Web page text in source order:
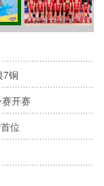
7铜
开赛
位